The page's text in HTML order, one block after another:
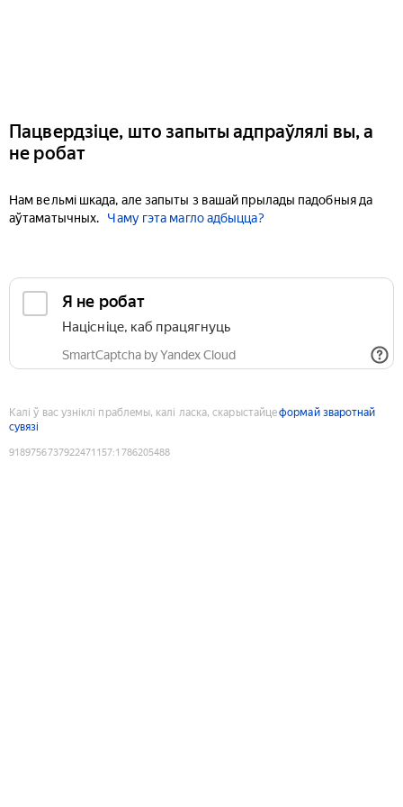
Пацвердзіце, што запыты адпраўлялі вы, а
не робат
Нам вельмі шкада, але запыты з вашай прылады падобныя да
аўтаматычных.
Чаму гэта магло адбыцца?
Я не робат
Націсніце, каб працягнуць
SmartCaptcha by Yandex Cloud
Калі ў вас узніклі праблемы, калі ласка, скарыстайцеформай зваротнай
сувязі
9189756737922471157:1786205488